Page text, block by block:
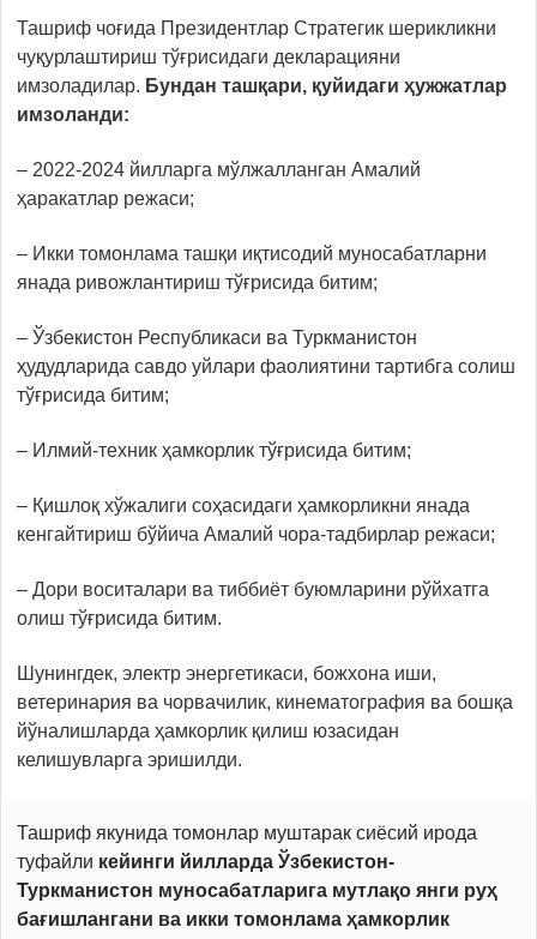
Ташриф чоғида Президентлар Стратегик шерикликни
чуқурлаштириш тўғрисидаги декларацияни
имзоладилар. Бундан ташқари, қуйидаги ҳужжатлар
имзоланди:
– 2022-2024 йилларга мўлжалланган Амалий
ҳаракатлар режаси;
– Икки томонлама ташқи иқтисодий муносабатларни
янада ривожлантириш тўғрисида битим;
– Ўзбекистон Республикаси ва Туркманистон
ҳудудларида савдо уйлари фаолиятини тартибга солиш
тўғрисида битим;
– Илмий-техник ҳамкорлик тўғрисида битим;
– Қишлоқ хўжалиги соҳасидаги ҳамкорликни янада
кенгайтириш бўйича Амалий чора-тадбирлар режаси;
– Дори воситалари ва тиббиёт буюмларини рўйхатга
олиш тўғрисида битим.
Шунингдек, электр энергетикаси, божхона иши,
ветеринария ва чорвачилик, кинематография ва бошқа
йўналишларда ҳамкорлик қилиш юзасидан
келишувларга эришилди.
Ташриф якунида томонлар муштарак сиёсий ирода
туфайли кейинги йилларда Ўзбекистон-
Туркманистон муносабатларига мутлақо янги руҳ
бағишлангани ва икки томонлама ҳамкорлик